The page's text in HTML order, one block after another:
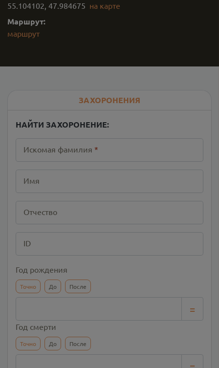
55.104102, 47.984675 на карте
Маршрут:
маршрут
ЗАХОРОНЕНИЯ
НАЙТИ ЗАХОРОНЕНИЕ:
Искомая фамилия *
Имя
Отчество
ID
Год рождения
Точно До После
=
Год смерти
Точно До После